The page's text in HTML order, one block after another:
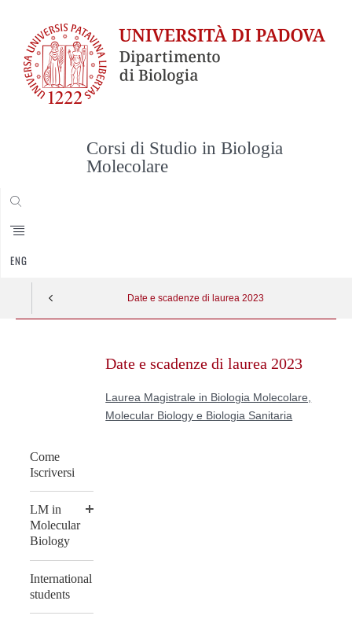
Corsi di Studio in Biologia
Molecolare
ENG
Date e scadenze di laurea 2023
Come
Iscriversi
LM in
Molecular
Biology
International
students
content
Date e scadenze di laurea 2023
Laurea Magistrale in Biologia Molecolare,
Molecular Biology e Biologia Sanitaria